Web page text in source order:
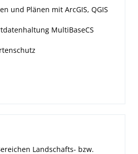
und Plänen mit ArcGIS, QGIS
MultiBaseCS
Landschafts- bzw.